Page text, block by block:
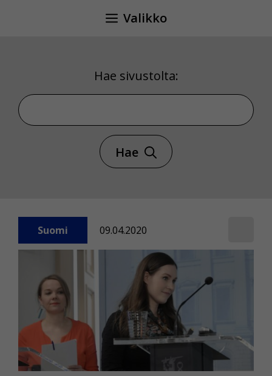
Valikko
Hae sivustolta:
Hae sivustolta
Hae
Suomi 09.04.2020